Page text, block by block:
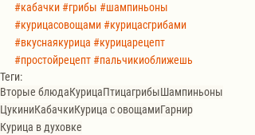
#кабачки#грибы #шампиньоны
#курицасовощами#курицасгрибами
#вкуснаякурица #курицарецепт
#простойрецепт#пальчикиоближешь
Теги:
Вторые блюдаКурицаПтицагрибыШампиньоны
ЦукиниКабачкиКурица с овощамиГарнир
Курица в духовке